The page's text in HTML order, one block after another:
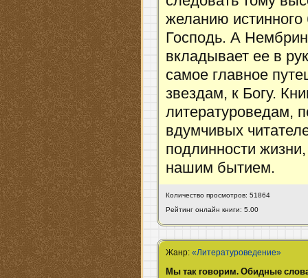
желанию
Господь. А
вкладывает ее в
самое главное
звездам, к Богу.
литературоведам,
вдумчивых
подлинности
нашим бытием.
Количество просмотров: 51864
Рейтинг онлайн книги: 5.00
Жанр:«Литературоведение»
Мы так говорим. Обидные